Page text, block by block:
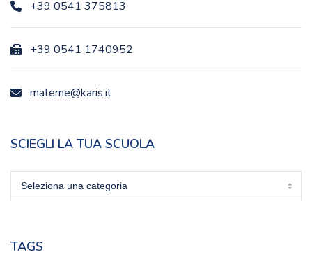
+39 0541 375813
+39 0541 1740952
materne@karis.it
SCIEGLI LA TUA SCUOLA
Sciegli
TAGS